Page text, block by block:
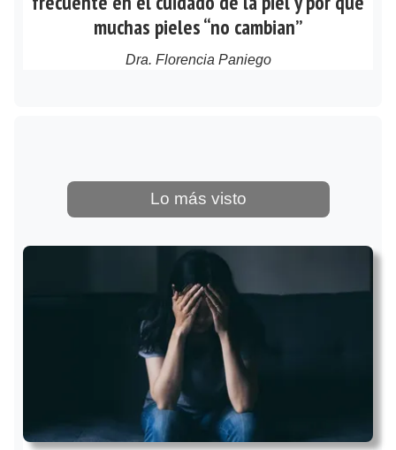
muchas pieles “no cambian”
Dra. Florencia Paniego
Lo más visto